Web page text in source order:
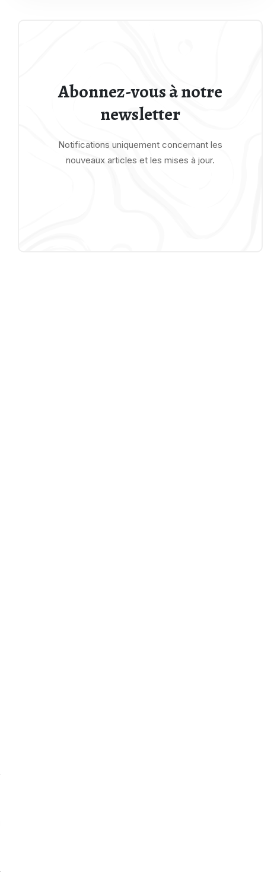
Abonnez-vous à notre
newsletter
Notifications uniquement concernant les
nouveaux articles et les mises à jour.